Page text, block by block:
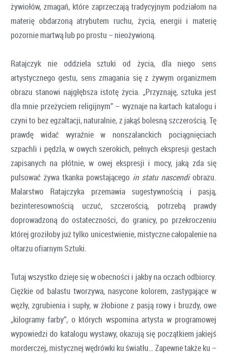
żywiołów, zmagań, które zaprzeczają tradycyjnym podziałom na
materię obdarzoną atrybutem ruchu, życia, energii i materię
pozornie martwą lub po prostu – nieożywioną.
Ratajczyk nie oddziela sztuki od życia, dla niego sens
artystycznego gestu, sens zmagania się z żywym organizmem
obrazu stanowi najgłębsza istotę życia. „Przyznaję, sztuka jest
dla mnie przeżyciem religijnym” – wyznaje na kartach katalogu i
czyni to bez egzaltacji, naturalnie, z jakąś bolesną szczerością. Tę
prawdę widać wyraźnie w nonszalanckich pociągnięciach
szpachli i pędzla, w owych szerokich, pełnych ekspresji gestach
zapisanych na płótnie, w owej ekspresji i mocy, jaką zda się
pulsować żywa tkanka powstającego in statu nascendiobrazu.
Malarstwo Ratajczyka przemawia sugestywnością i pasją,
bezinteresownością uczuć, szczerością, potrzebą prawdy
doprowadzoną do ostateczności, do granicy, po przekroczeniu
której groziłoby już tylko unicestwienie, mistyczne całopalenie na
ołtarzu ofiarnym Sztuki.
Tutaj wszystko dzieje się w obecności i jakby na oczach odbiorcy.
Ciężkie od balastu tworzywa, nasycone kolorem, zastygające w
węzły, zgrubienia i supły, w żłobione z pasją rowy i bruzdy, owe
„kilogramy farby”, o których wspomina artysta w programowej
wypowiedzi do katalogu wystawy, okazują się początkiem jakiejś
morderczej, mistycznej wędrówki ku światłu… Zapewne także ku –